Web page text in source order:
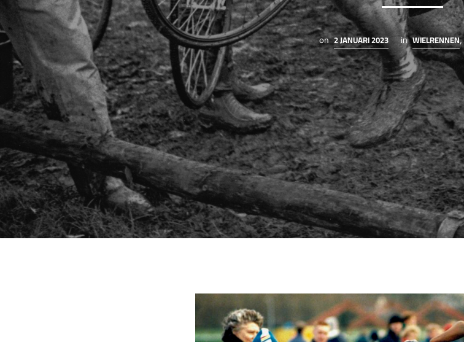
on 2 JANUARI 2023 in WIELRENNEN,